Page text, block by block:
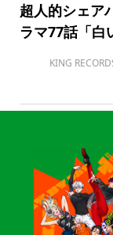
超人的シェア
ラマ77話「白
KING